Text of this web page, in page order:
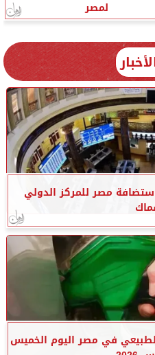
لمصر
مصر للمركز الدولي
الطبيعي في مصر اليوم الخميس